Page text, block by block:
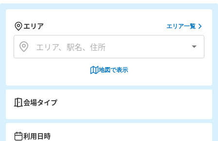
エリア エリア一覧
地図で表示
会場タイプ
利用日時